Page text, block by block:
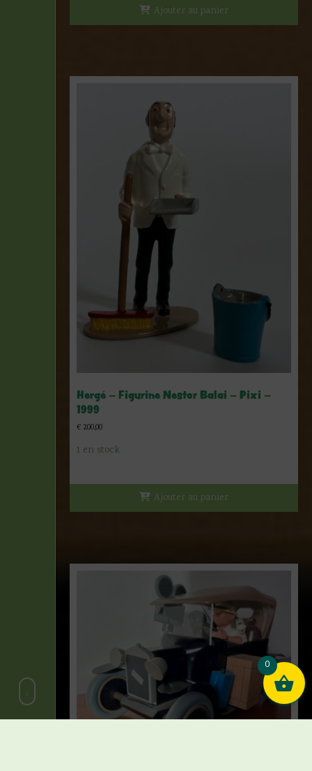
Ajouter au panier
Hergé – Figurine Nestor Balai – Pixi –
1999
€ 200,00
1 en stock
Ajouter au panier
0